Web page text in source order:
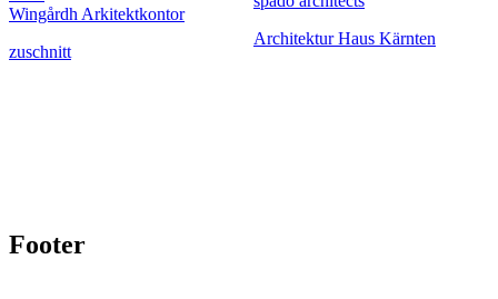
Wingårdh Arkitektkontor
zuschnitt
Architektur Haus Kärnten
Footer